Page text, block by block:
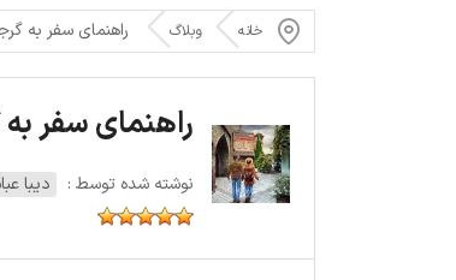
خانه وبلاگ راهنمای سفر به
راهنمای سفر
نوشته شده توسط : دیبا